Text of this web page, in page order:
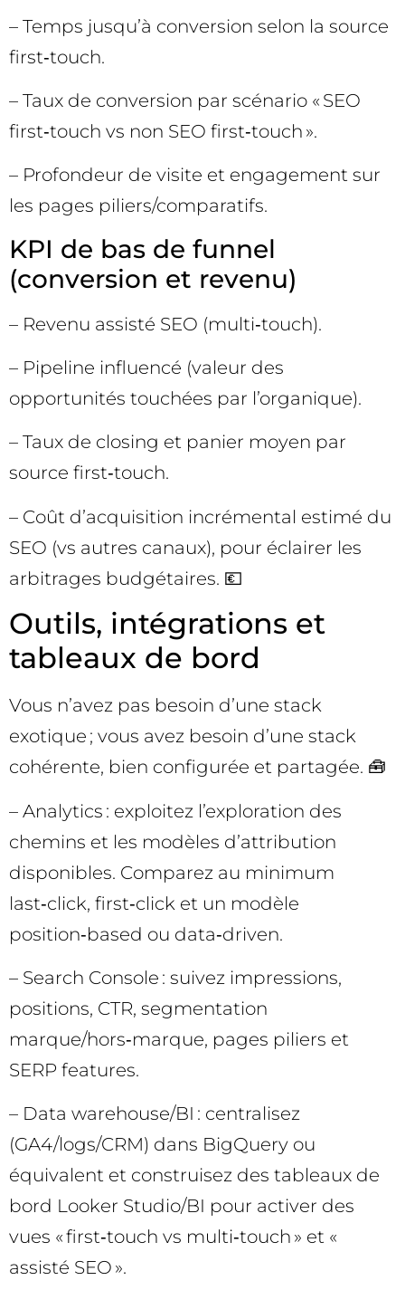
– Temps jusqu’à conversion selon la source
first‑touch.
– Taux de conversion par scénario « SEO
first‑touch vs non SEO first‑touch ».
– Profondeur de visite et engagement sur
les pages piliers/comparatifs.
KPI de bas de funnel
(conversion et revenu)
– Revenu assisté SEO (multi‑touch).
– Pipeline influencé (valeur des
opportunités touchées par l’organique).
– Taux de closing et panier moyen par
source first‑touch.
– Coût d’acquisition incrémental estimé du
SEO (vs autres canaux), pour éclairer les
arbitrages budgétaires. 💶
Outils, intégrations et
tableaux de bord
Vous n’avez pas besoin d’une stack
exotique ; vous avez besoin d’une stack
cohérente, bien configurée et partagée. 🧰
– Analytics : exploitez l’exploration des
chemins et les modèles d’attribution
disponibles. Comparez au minimum
last‑click, first‑click et un modèle
position‑based ou data‑driven.
– Search Console : suivez impressions,
positions, CTR, segmentation
marque/hors‑marque, pages piliers et
SERP features.
– Data warehouse/BI : centralisez
(GA4/logs/CRM) dans BigQuery ou
équivalent et construisez des tableaux de
bord Looker Studio/BI pour activer des
vues « first‑touch vs multi‑touch » et «
assisté SEO ».